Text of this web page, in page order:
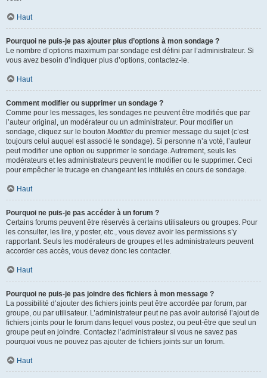
Haut
Pourquoi ne puis-je pas ajouter plus d’options à mon sondage ?
Le nombre d’options maximum par sondage est défini par l’administrateur. Si
vous avez besoin d’indiquer plus d’options, contactez-le.
Haut
Comment modifier ou supprimer un sondage ?
Comme pour les messages, les sondages ne peuvent être modifiés que par
l’auteur original, un modérateur ou un administrateur. Pour modifier un
sondage, cliquez sur le bouton Modifierdu premier message du sujet (c’est
toujours celui auquel est associé le sondage). Si personne n’a voté, l’auteur
peut modifier une option ou supprimer le sondage. Autrement, seuls les
modérateurs et les administrateurs peuvent le modifier ou le supprimer. Ceci
pour empêcher le trucage en changeant les intitulés en cours de sondage.
Haut
Pourquoi ne puis-je pas accéder à un forum ?
Certains forums peuvent être réservés à certains utilisateurs ou groupes. Pour
les consulter, les lire, y poster, etc., vous devez avoir les permissions s’y
rapportant. Seuls les modérateurs de groupes et les administrateurs peuvent
accorder ces accès, vous devez donc les contacter.
Haut
Pourquoi ne puis-je pas joindre des fichiers à mon message ?
La possibilité d’ajouter des fichiers joints peut être accordée par forum, par
groupe, ou par utilisateur. L’administrateur peut ne pas avoir autorisé l’ajout de
fichiers joints pour le forum dans lequel vous postez, ou peut-être que seul un
groupe peut en joindre. Contactez l’administrateur si vous ne savez pas
pourquoi vous ne pouvez pas ajouter de fichiers joints sur un forum.
Haut